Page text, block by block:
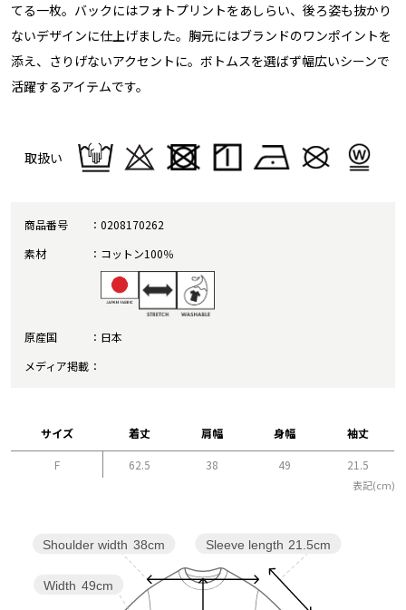
てる一枚。バックにはフォトプリントをあしらい、後ろ姿も抜かり
ないデザインに仕上げました。胸元にはブランドのワンポイントを
添え、さりげないアクセントに。ボトムスを選ばず幅広いシーンで
活躍するアイテムです。
取扱い
商品番号
0208170262
素材
コットン100％
原産国
日本
メディア掲載
サイズ 着丈 肩幅 身幅 袖丈
F 62.5 38 49 21.5
表記(cm)
Sleeve length 21.5cm
Width 49cm
Shoulder width 38cm